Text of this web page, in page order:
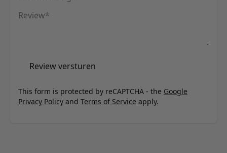
Review
Review versturen
This form is protected by reCAPTCHA - the Google
Privacy Policy and Terms of Service apply.